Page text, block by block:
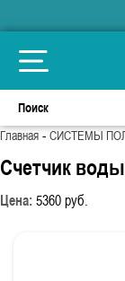
Главная-СИСТЕМЫ
Счетчик
Цена: 5360руб.